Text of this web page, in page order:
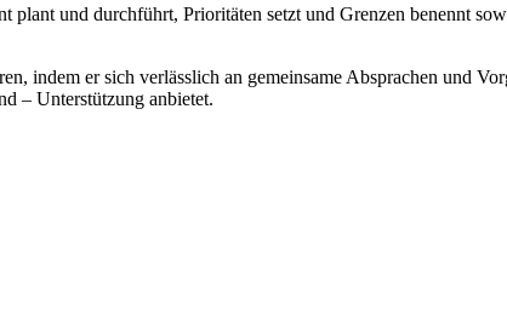
und durchführt, Prioritäten setzt und Grenzen benennt
indem er sich verlässlich an gemeinsame Absprachen und
– Unterstützung anbietet.